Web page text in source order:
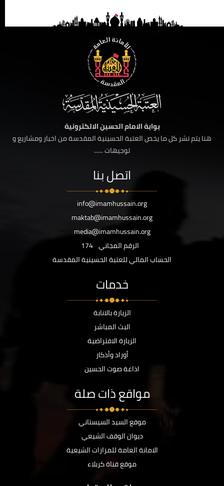
بوابة الامام الحسين الالكترونية
هنا يتم نشر كل ما يخص العتبة الحسينية المقدسة من اخبار ومشاريع و
توجيهات ......
اتصل بنا
info@imamhussain.org
maktab@imamhussain.org
media@imamhussain.org
الرقم المجاني 174
الحساب المالي للعتبة الحسينية المقدسة
خدمات
الزيارة بالانابة
البث المباشر
الزيارة الافتراضية
أوراد وأذكار
اذاعة صوت الحسين
مواقع ذات صلة
موقع السيد السيستاني
ديوان الوقف الشيعي
الامانة العامة للمزارات الشيعية
موقع قناة كربلاء